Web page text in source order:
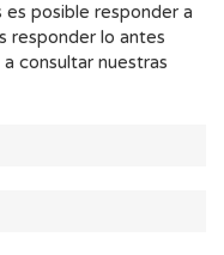
es posible responder a
responder lo antes
consultar nuestras